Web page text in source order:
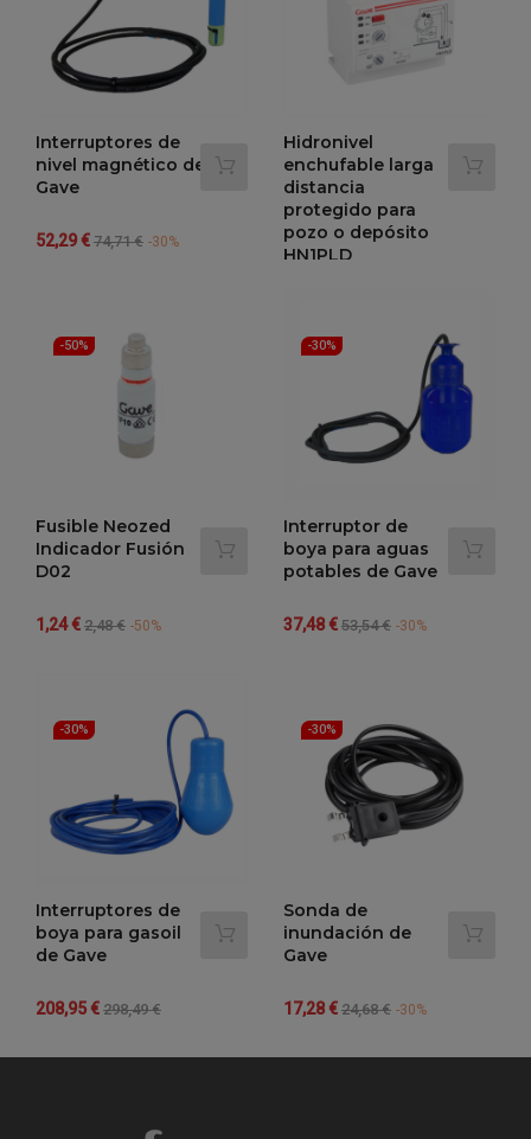
Interruptores de
nivel magnético de
Gave
Precio
52,29 €Precio
74,71 € -30%
Hidronivel
enchufable larga
distancia
protegido para
pozo o depósito
HN1PLD
-30%
-50%
Fusible Neozed
Indicador Fusión
D02
Precio
1,24 €Precio
2,48 € -50%
-30%
Interruptor de
boya para aguas
potables de Gave
Precio
37,48 €Precio
53,54 € -30%
-30%
Interruptores de
boya para gasoil
de Gave
Precio
208,95 €Precio
298,49 €
-30%
Sonda de
inundación de
Gave
Precio
17,28 €Precio
24,68 € -30%